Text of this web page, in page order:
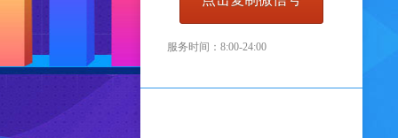
服务时间：8:00-24:00